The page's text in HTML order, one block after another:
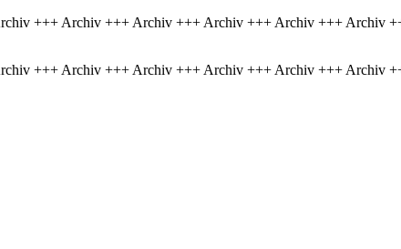
+++ Archiv +++ Archiv +++ Archiv +++ Archiv +++ Archiv
+++ Archiv +++ Archiv +++ Archiv +++ Archiv +++ Archiv